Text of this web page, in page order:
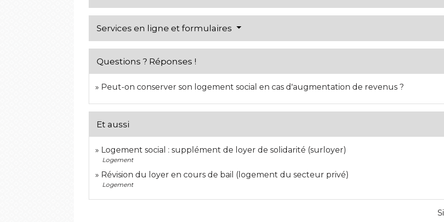
Services en ligne et formulaires
Questions ? Réponses !
Peut-on conserver son logement social en cas d'augmentation de revenus ?
Et aussi
Logement social : supplément de loyer de solidarité (surloyer)
Logement
Révision du loyer en cours de bail (logement du secteur privé)
Logement